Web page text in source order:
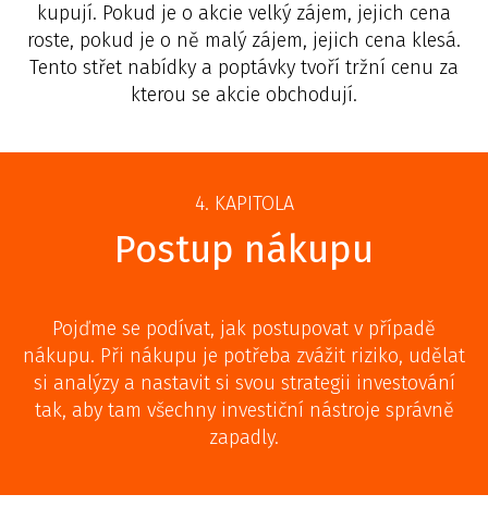
kupují. Pokud je o akcie velký zájem, jejich cena
roste, pokud je o ně malý zájem, jejich cena klesá.
Tento střet nabídky a poptávky tvoří tržní cenu za
kterou se akcie obchodují.
4. KAPITOLA
Postup nákupu
Pojďme se podívat, jak postupovat v případě
nákupu. Při nákupu je potřeba zvážit riziko, udělat
si analýzy a nastavit si svou strategii investování
tak, aby tam všechny investiční nástroje správně
zapadly.